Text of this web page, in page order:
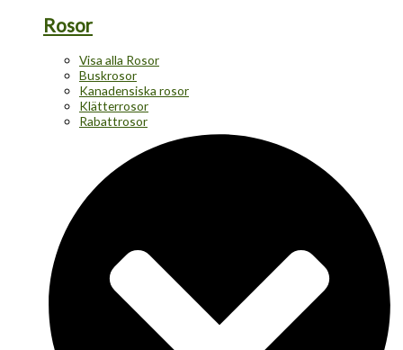
Rosor
Visa alla Rosor
Buskrosor
Kanadensiska rosor
Klätterrosor
Rabattrosor